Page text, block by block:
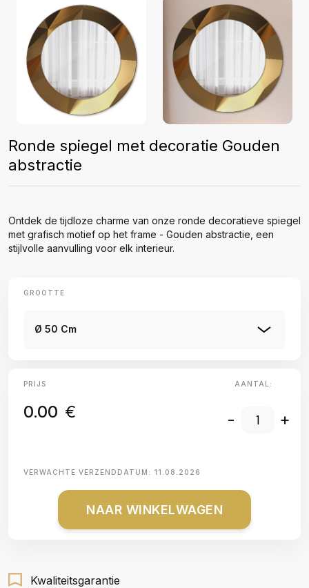
Ronde spiegel met decoratie Gouden
abstractie
Ontdek de tijdloze charme van onze ronde decoratieve spiegel
met grafisch motief op het frame - Gouden abstractie, een
stijlvolle aanvulling voor elk interieur.
GROOTTE
Ø 50 Cm
PRIJS
0.00 €
AANTAL:
- +
VERWACHTE VERZENDDATUM: 11.08.2026
NAAR WINKELWAGEN
Kwaliteitsgarantie